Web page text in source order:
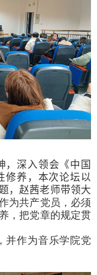
，深入领会《中国
修养，本次论坛以
，赵茜老师带领大
为共产党员，必须
，把党章的规定贯
并作为音乐学院党